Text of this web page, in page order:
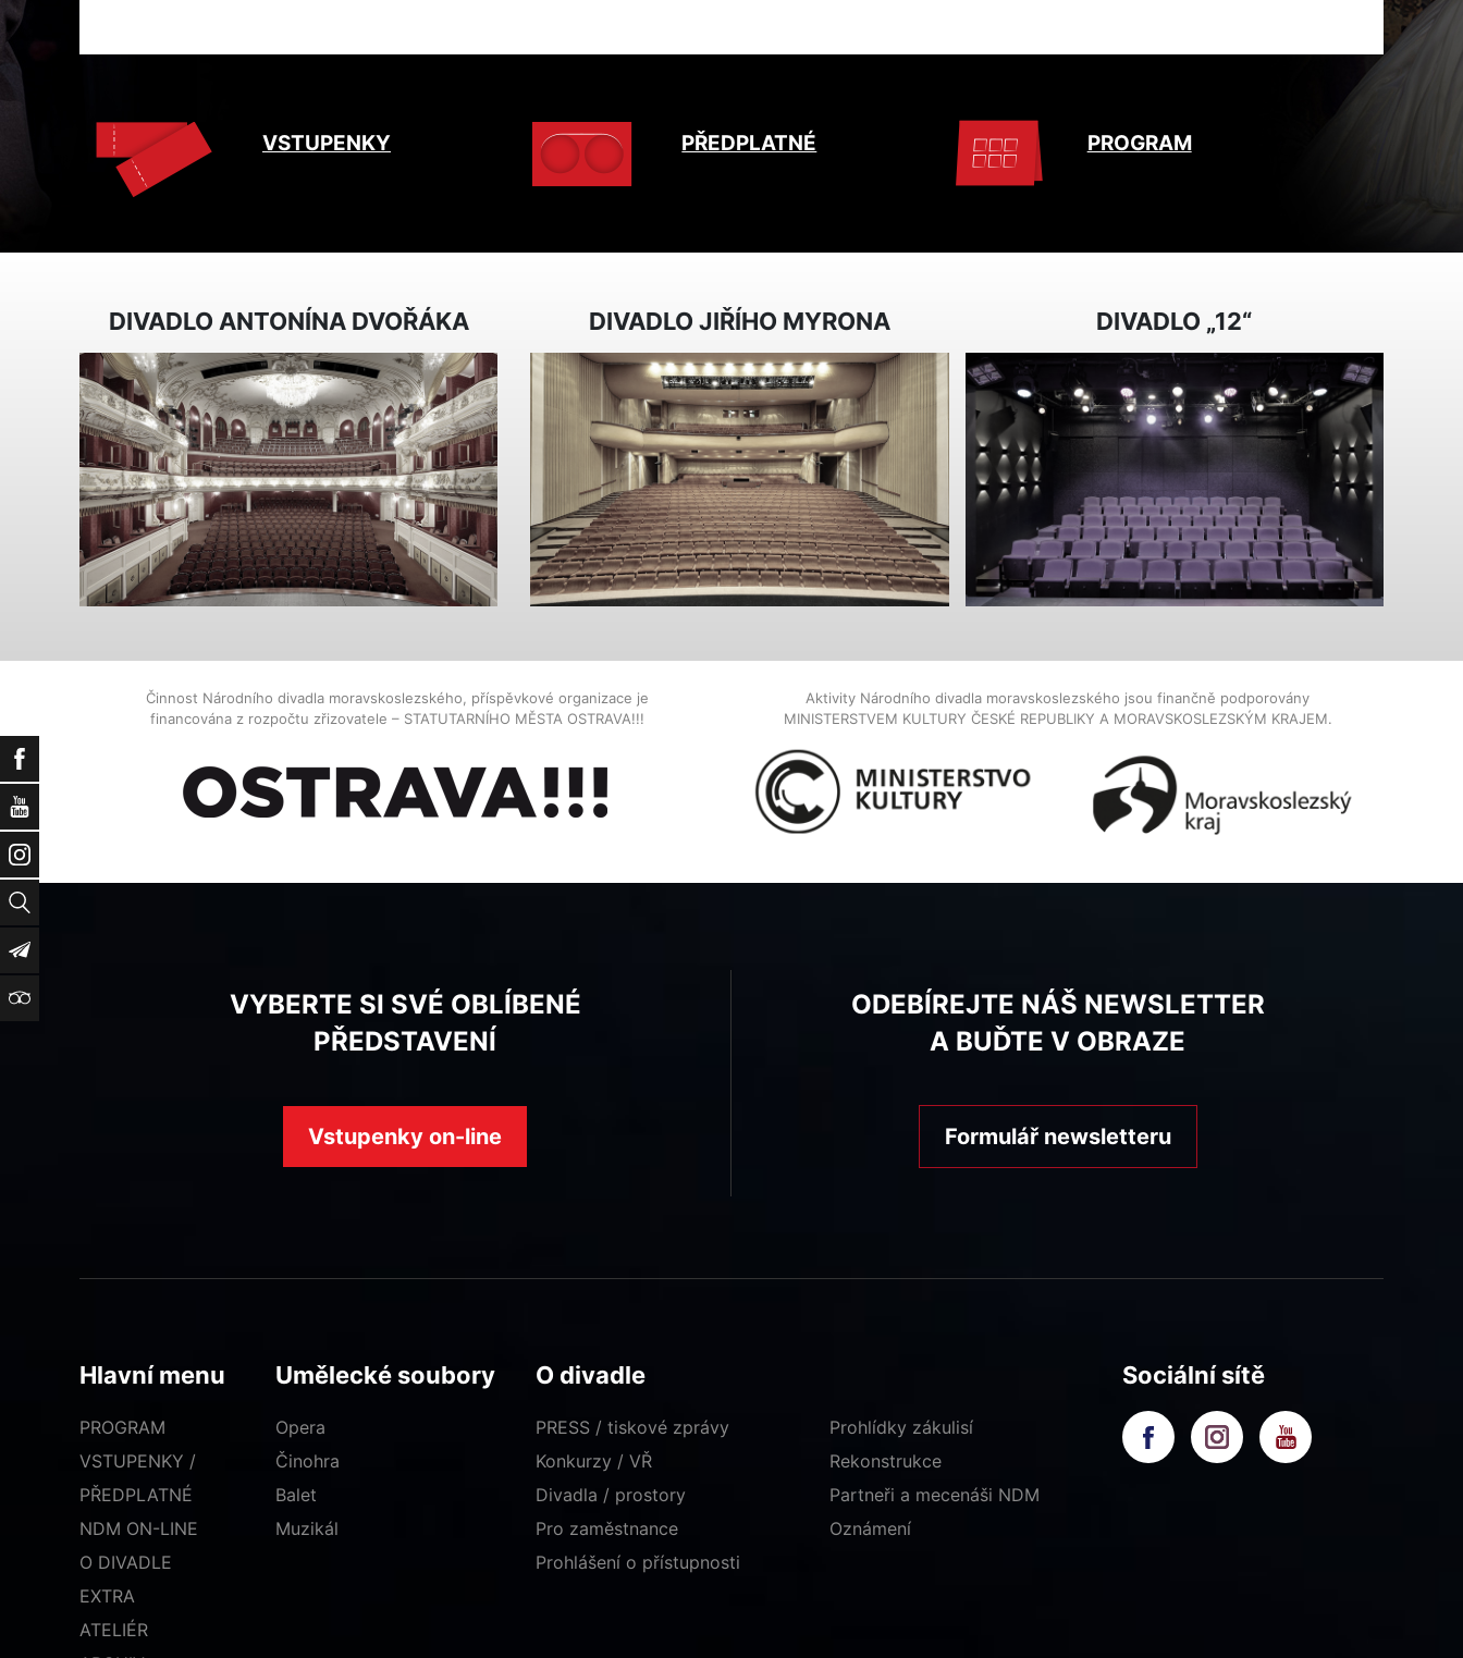
Facebook
YouTube
Instagram
Vyhledat
Newsletter
TripAdvisor
VSTUPENKY PŘEDPLATNÉ PROGRAM
DIVADLO ANTONÍNA DVOŘÁKA DIVADLO JIŘÍHO MYRONA DIVADLO „12“
Činnost Národního divadla moravskoslezského, příspěvkové organizace je
financována z rozpočtu zřizovatele – STATUTARNÍHO MĚSTA OSTRAVA!!!
Aktivity Národního divadla moravskoslezského jsou finančně podporovány
MINISTERSTVEM KULTURY ČESKÉ REPUBLIKY A MORAVSKOSLEZSKÝM KRAJEM.
VYBERTE SI SVÉ OBLÍBENÉ
PŘEDSTAVENÍ
Vstupenky on-line
ODEBÍREJTE NÁŠ NEWSLETTER
A BUĎTE V OBRAZE
Formulář newsletteru
Hlavní menu
PROGRAM
VSTUPENKY /
PŘEDPLATNÉ
NDM ON-LINE
O DIVADLE
EXTRA
ATELIÉR
Umělecké soubory
Opera
Činohra
Balet
Muzikál
O divadle
PRESS / tiskové zprávy
Konkurzy / VŘ
Divadla / prostory
Prohlídky zákulisí
Rekonstrukce
Partneři a mecenáši NDM
Pro zaměstnance
Oznámení
Prohlášení o přístupnosti
Sociální sítě